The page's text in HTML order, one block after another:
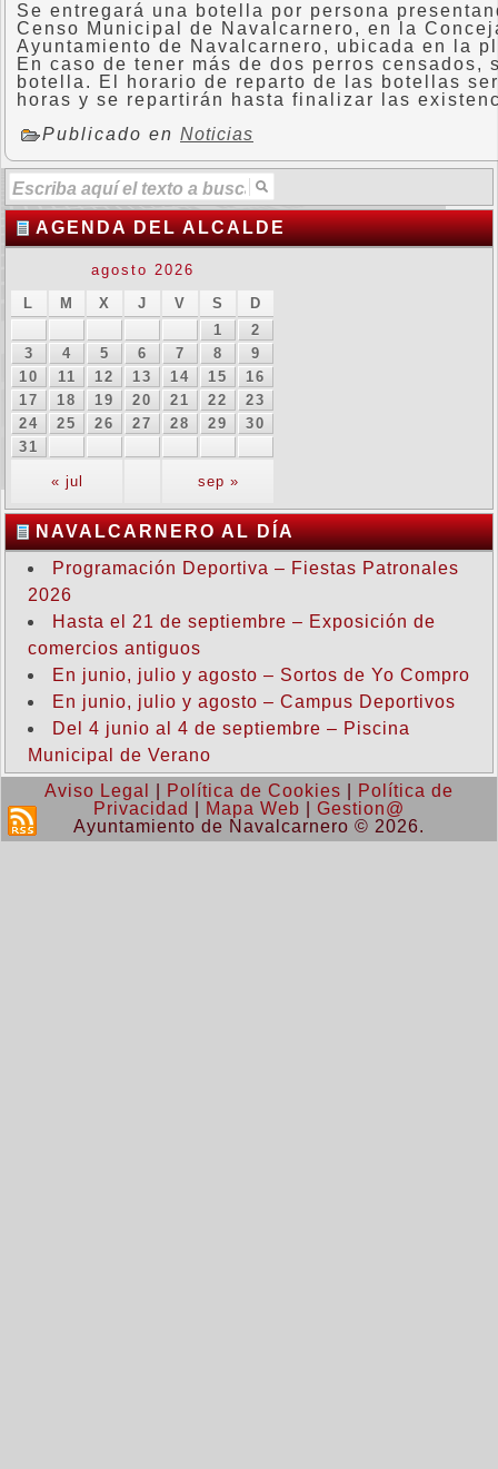
Se entregará una botella por persona
Censo Municipal de Navalcarnero, en la
Ayuntamiento de Navalcarnero, ubicada en la
En caso de tener más de dos perros censados,
botella. El horario de reparto de las botellas
horas y se repartirán hasta finalizar las
Publicado en Noticias
AGENDA DEL ALCALDE
agosto 2026
L
M X J V S D
« jul sep »
1
2
3
4 5 6 7 8
9
10
11 12 13 14 15
16
17
18 19 20 21 22
23
24
25 26 27 28 29
30
31
NAVALCARNERO AL DÍA
Programación Deportiva – Fiestas Patronales
2026
Hasta el 21 de septiembre – Exposición de
comercios antiguos
En junio, julio y agosto – Sortos de Yo Compro
En junio, julio y agosto – Campus Deportivos
Del 4 junio al 4 de septiembre – Piscina
Municipal de Verano
Aviso Legal
Política de Cookies
Política de
Privacidad
Mapa Web
Gestion@
Ayuntamiento de Navalcarnero © 2026.